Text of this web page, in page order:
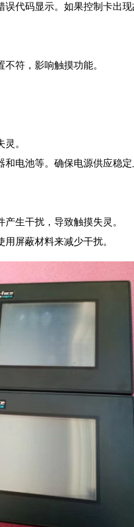
代码显示。如果控制卡出现
符，影响触摸功能。
。
电池等。确保电源供应稳定
生干扰，导致触摸失灵。
屏蔽材料来减少干扰。